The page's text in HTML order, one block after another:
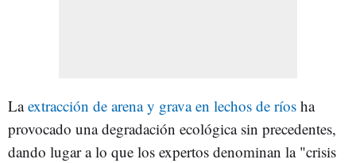
Laextracción de arena y grava en lechos de ríos ha
provocado una degradación ecológica sin precedentes,
dando lugar a lo que los expertos denominan la "crisis